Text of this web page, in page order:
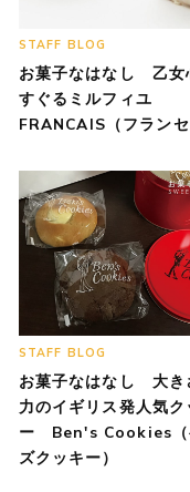
STAFF BLOG
お菓子なはなし 乙女
すぐるミルフィユ
FRANCAIS（フランセ
STAFF BLOG
お菓子なはなし 大き
力のイギリス発人気ク
ー Ben's Cookies（
ズクッキー）